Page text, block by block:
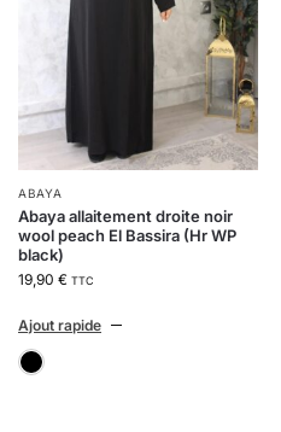
ABAYA
Abaya allaitement droite noir
wool peach El Bassira (Hr WP
black)
19,90 € TTC
Ajout rapide